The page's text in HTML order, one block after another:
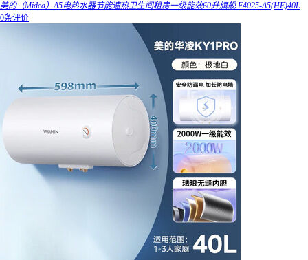
美的（Midea）A5电热水器节能速热卫生间租房一级能效60升旗舰 F4025-A5(HE)40L
0条评价